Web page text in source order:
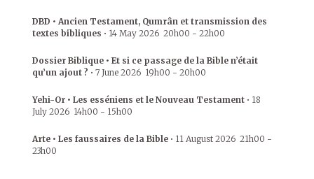
DBD • Ancien Testament, Qumrân et transmission des
textes bibliques • 14 May 2026 20h00 - 22h00
Dossier Biblique • Et si ce passage de la Bible n’était
qu’un ajout ? • 7 June 2026 19h00 - 20h00
Yehi-Or • Les esséniens et le Nouveau Testament • 18
July 2026 14h00 - 15h00
Arte • Les faussaires de la Bible • 11 August 2026 21h00 -
23h00